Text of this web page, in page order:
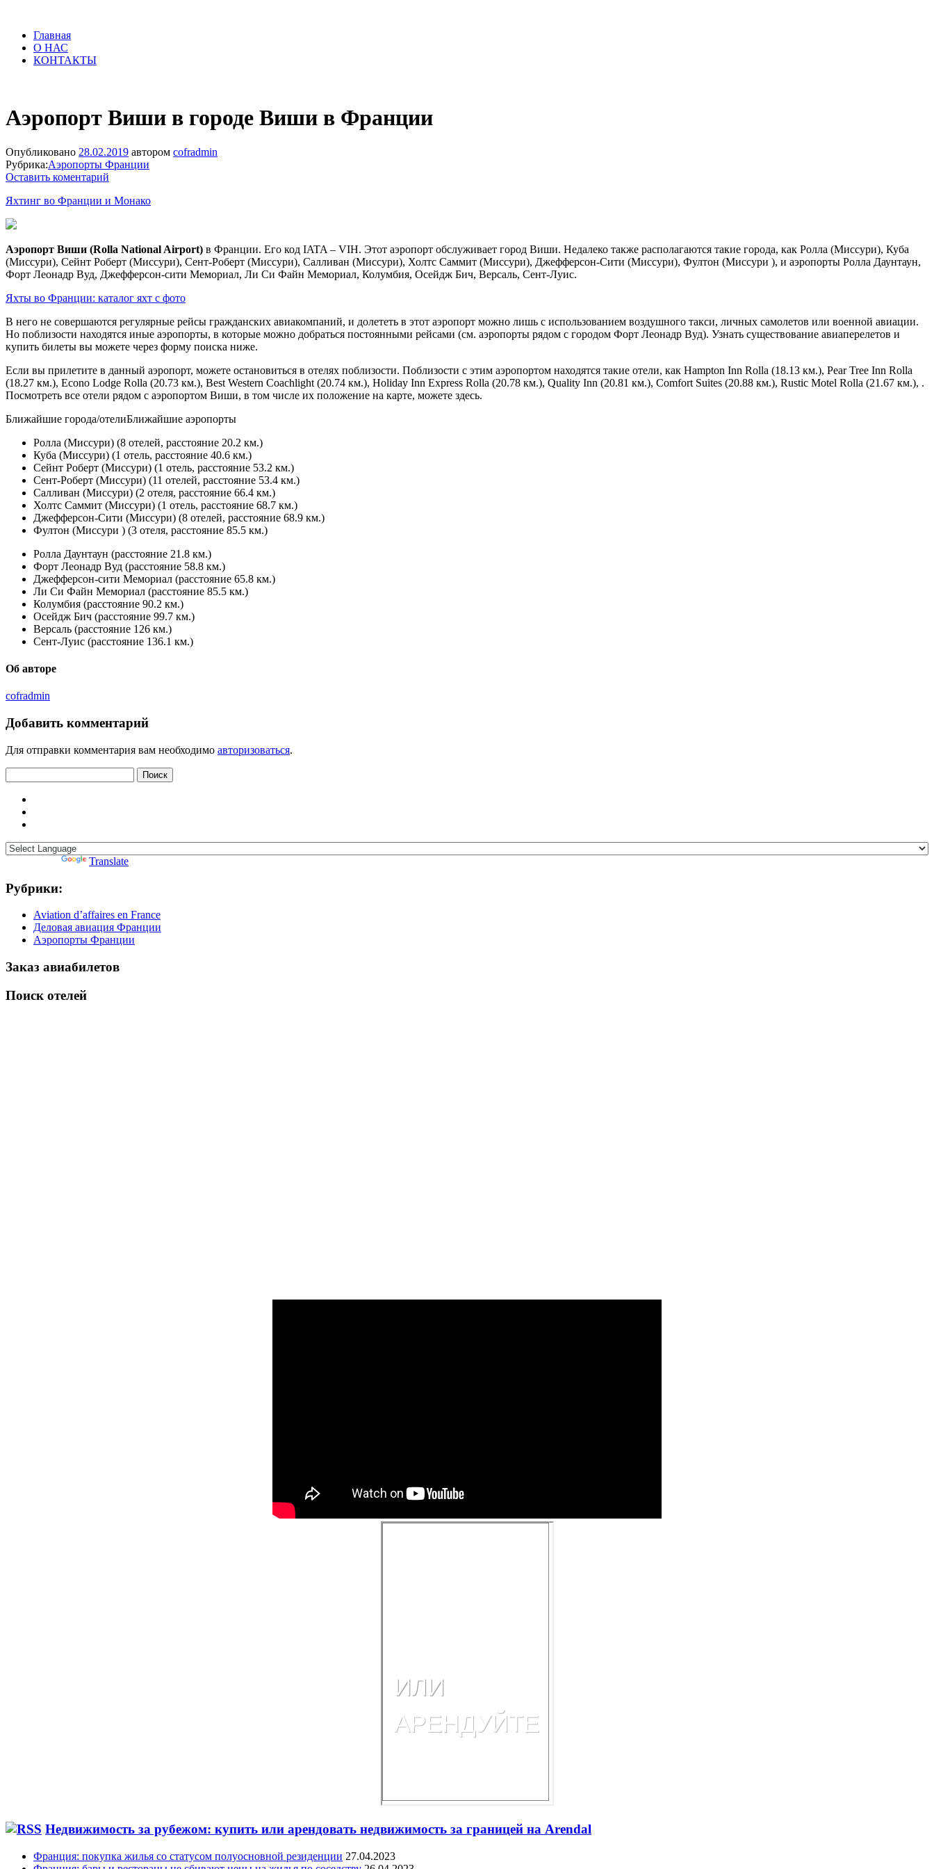
Главная
О НАС
КОНТАКТЫ
Аэропорт Виши в городе Виши в Франции
Опубликовано 28.02.2019 автором cofradmin
Рубрика:Аэропорты Франции
Оставить коментарий
Яхтинг во Франции и Монако
Аэропорт Виши (Rolla National Airport) в Франции. Его код IATA – VIH. Этот аэропорт обслуживает город Виши. Недалеко также располагаются такие города, как Ролла (Миссури), Куба
(Миссури), Сейнт Роберт (Миссури), Сент-Роберт (Миссури), Салливан (Миссури), Холтс Саммит (Миссури), Джефферсон-Сити (Миссури), Фултон (Миссури ), и аэропорты Ролла Даунтаун,
Форт Леонадр Вуд, Джефферсон-сити Мемориал, Ли Си Файн Мемориал, Колумбия, Осейдж Бич, Версаль, Сент-Луис.
Яхты во Франции: каталог яхт с фото
В него не совершаются регулярные рейсы гражданских авиакомпаний, и долететь в этот аэропорт можно лишь с использованием воздушного такси, личных самолетов или военной авиации.
Но поблизости находятся иные аэропорты, в которые можно добраться постоянными рейсами (см. аэропорты рядом с городом Форт Леонадр Вуд). Узнать существование авиаперелетов и
купить билеты вы можете через форму поиска ниже.
Если вы прилетите в данный аэропорт, можете остановиться в отелях поблизости. Поблизости с этим аэропортом находятся такие отели, как Hampton Inn Rolla (18.13 км.), Pear Tree Inn Rolla
(18.27 км.), Econo Lodge Rolla (20.73 км.), Best Western Coachlight (20.74 км.), Holiday Inn Express Rolla (20.78 км.), Quality Inn (20.81 км.), Comfort Suites (20.88 км.), Rustic Motel Rolla (21.67 км.), .
Посмотреть все отели рядом с аэропортом Виши, в том числе их положение на карте, можете здесь.
Ближайшие города/отелиБлижайшие аэропорты
Ролла (Миссури) (8 отелей, расстояние 20.2 км.)
Куба (Миссури) (1 отель, расстояние 40.6 км.)
Сейнт Роберт (Миссури) (1 отель, расстояние 53.2 км.)
Сент-Роберт (Миссури) (11 отелей, расстояние 53.4 км.)
Салливан (Миссури) (2 отеля, расстояние 66.4 км.)
Холтс Саммит (Миссури) (1 отель, расстояние 68.7 км.)
Джефферсон-Сити (Миссури) (8 отелей, расстояние 68.9 км.)
Фултон (Миссури ) (3 отеля, расстояние 85.5 км.)
Ролла Даунтаун (расстояние 21.8 км.)
Форт Леонадр Вуд (расстояние 58.8 км.)
Джефферсон-сити Мемориал (расстояние 65.8 км.)
Ли Си Файн Мемориал (расстояние 85.5 км.)
Колумбия (расстояние 90.2 км.)
Осейдж Бич (расстояние 99.7 км.)
Версаль (расстояние 126 км.)
Сент-Луис (расстояние 136.1 км.)
Об авторе
cofradmin
Добавить комментарий
Для отправки комментария вам необходимо авторизоваться.
Translate
Рубрики:
Aviation d’affaires en France
Деловая авиация Франции
Аэропорты Франции
Заказ авиабилетов
Поиск отелей
Недвижимость за рубежом: купить или арендовать недвижимость за границей на Arendal
Франция: покупка жилья со статусом полуосновной резиденции 27.04.2023